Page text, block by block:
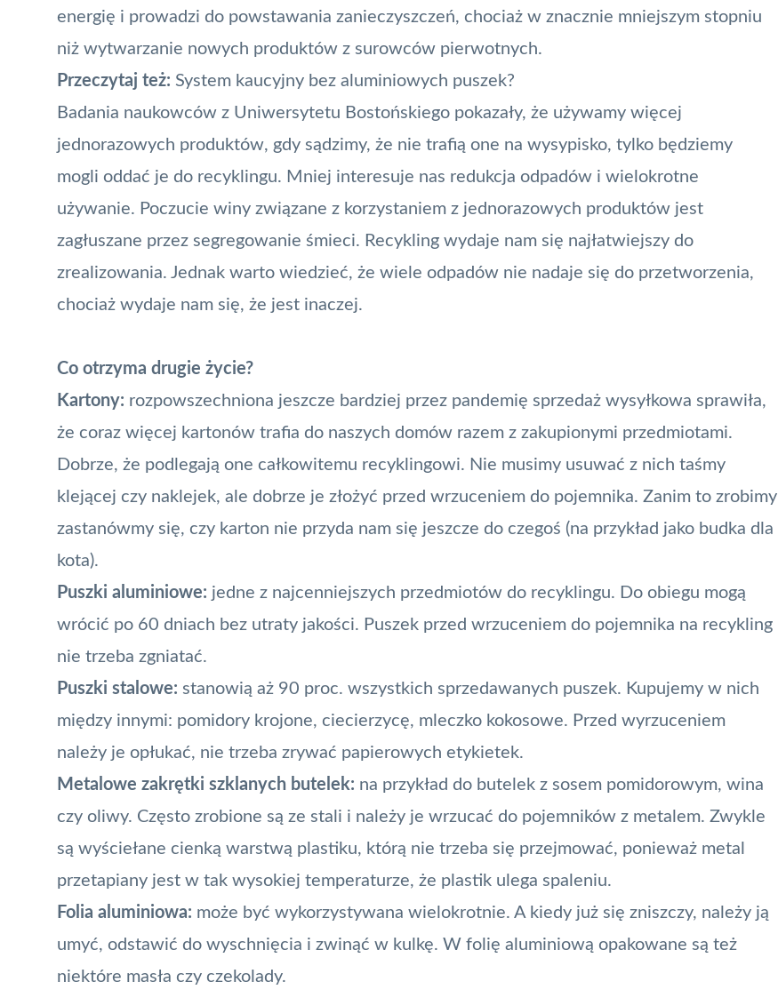
energię i prowadzi do powstawania zanieczyszczeń, chociaż w znacznie mniejszym stopniu
niż wytwarzanie nowych produktów z surowców pierwotnych.
Przeczytaj też: System kaucyjny bez aluminiowych puszek?
Badania naukowców z Uniwersytetu Bostońskiego pokazały, że używamy więcej
jednorazowych produktów, gdy sądzimy, że nie trafią one na wysypisko, tylko będziemy
mogli oddać je do recyklingu. Mniej interesuje nas redukcja odpadów i wielokrotne
używanie. Poczucie winy związane z korzystaniem z jednorazowych produktów jest
zagłuszane przez segregowanie śmieci. Recykling wydaje nam się najłatwiejszy do
zrealizowania. Jednak warto wiedzieć, że wiele odpadów nie nadaje się do przetworzenia,
chociaż wydaje nam się, że jest inaczej.
Co otrzyma drugie życie?
Kartony: rozpowszechniona jeszcze bardziej przez pandemię sprzedaż wysyłkowa sprawiła,
że coraz więcej kartonów trafia do naszych domów razem z zakupionymi przedmiotami.
Dobrze, że podlegają one całkowitemu recyklingowi. Nie musimy usuwać z nich taśmy
klejącej czy naklejek, ale dobrze je złożyć przed wrzuceniem do pojemnika. Zanim to zrobimy
zastanówmy się, czy karton nie przyda nam się jeszcze do czegoś (na przykład jako budka dla
kota).
Puszki aluminiowe: jedne z najcenniejszych przedmiotów do recyklingu. Do obiegu mogą
wrócić po 60 dniach bez utraty jakości. Puszek przed wrzuceniem do pojemnika na recykling
nie trzeba zgniatać.
Puszki stalowe: stanowią aż 90 proc. wszystkich sprzedawanych puszek. Kupujemy w nich
między innymi: pomidory krojone, ciecierzycę, mleczko kokosowe. Przed wyrzuceniem
należy je opłukać, nie trzeba zrywać papierowych etykietek.
Metalowe zakrętki szklanych butelek: na przykład do butelek z sosem pomidorowym, wina
czy oliwy. Często zrobione są ze stali i należy je wrzucać do pojemników z metalem. Zwykle
są wyściełane cienką warstwą plastiku, którą nie trzeba się przejmować, ponieważ metal
przetapiany jest w tak wysokiej temperaturze, że plastik ulega spaleniu.
Folia aluminiowa: może być wykorzystywana wielokrotnie. A kiedy już się zniszczy, należy ją
umyć, odstawić do wyschnięcia i zwinąć w kulkę. W folię aluminiową opakowane są też
niektóre masła czy czekolady.